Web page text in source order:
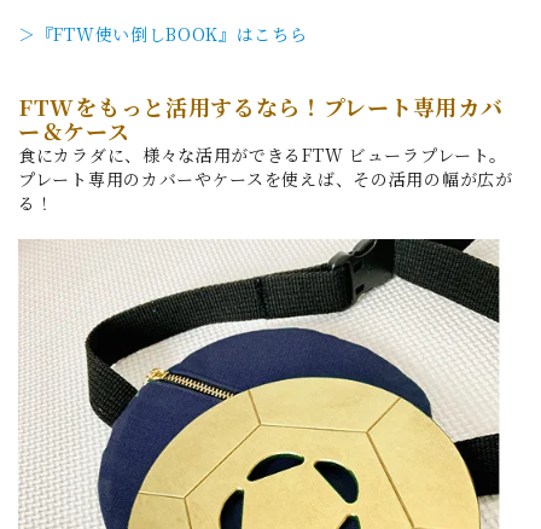
＞『FTW使い倒しBOOK』はこちら
FTWをもっと活用するなら！プレート専用カバ
ー＆ケース
食にカラダに、様々な活用ができるFTW ビューラプレート。
プレート専用のカバーやケースを使えば、その活用の幅が広が
る！